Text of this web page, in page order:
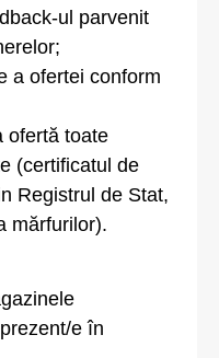
ul parvenit
a ofertei conform
ofertă toate
(certificatul de
Registrul de Stat,
mărfurilor).
e în